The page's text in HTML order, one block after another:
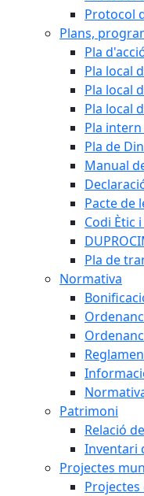
Protocol
Plans,
Pla
Pla local
Pla local
Pla local
Pla
Pla de
Manual
Pacte de
Codi Ètic
Pla de
Normativa
Patrimoni
Relació
Inventari
Projectes